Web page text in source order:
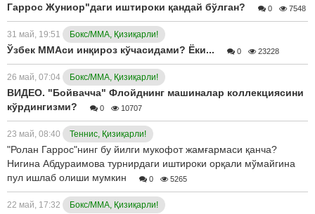
Гаррос Жуниор"даги иштироки қандай бўлган?
0 7548
31 май, 19:51 Бокс/ММА, Қизиқарли!
Ўзбек ММАси инқироз кўчасидами? Ёки... 0 23228
26 май, 07:04 Бокс/ММА, Қизиқарли!
ВИДЕО. "Бойвачча" Флойднинг машиналар коллекциясини
кўрдингизми?
0 10707
23 май, 08:40 Теннис, Қизиқарли!
"Ролан Гаррос"нинг бу йилги мукофот жамғармаси қанча?
Нигина Абдураимова турнирдаги иштироки орқали мўмайгина
пул ишлаб олиши мумкин
0 5265
22 май, 17:32 Бокс/ММА, Қизиқарли!